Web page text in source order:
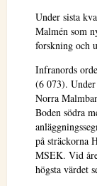
Under sista
Malmén som
forskning och
Infranords
(6 073).
Norra
Boden södra
på sträckorna
MSEK. Vid
högsta värdet